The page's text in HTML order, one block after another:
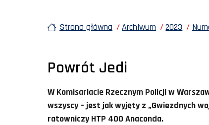
Strona główna Archiwum 2023
Powrót Jedi
W Komisariacie Rzecznym Policji w
wszyscy – jest jak wyjęty z „Gwiezdnych
ratowniczy HTP 400 Anaconda.